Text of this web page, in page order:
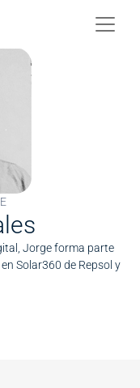
Jorge forma parte
Solar360 de Repsol y